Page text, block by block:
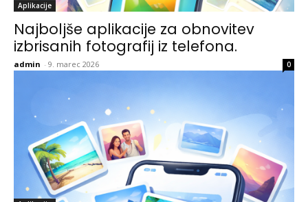
Aplikacije
Najboljše aplikacije za obnovitev
izbrisanih fotografij iz telefona.
admin - 9. marec 2026 0